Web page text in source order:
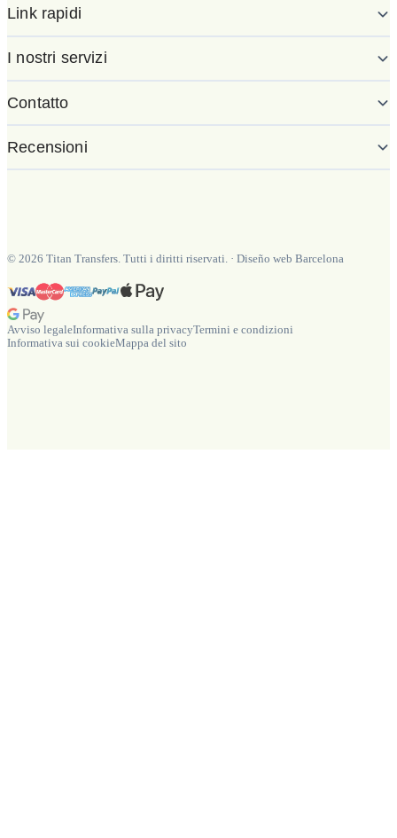
Link rapidi
I nostri servizi
Contatto
Recensioni
© 2026 Titan Transfers. Tutti i diritti riservati. · Diseño web Barcelona
Avviso legaleInformativa sulla privacyTermini e condizioni
Informativa sui cookieMappa del sito